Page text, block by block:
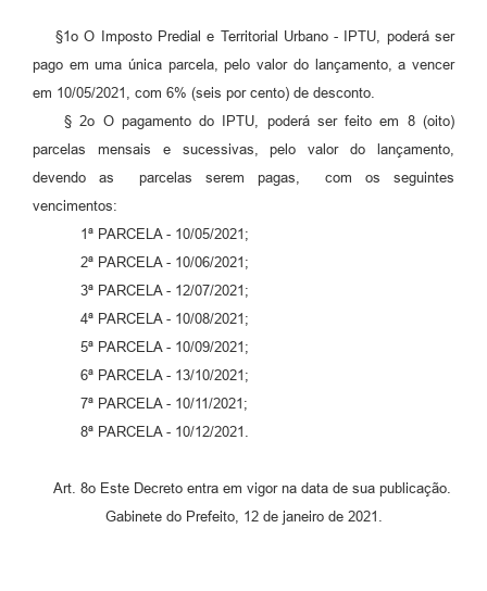
§1o O Imposto Predial e Territorial Urbano - IPTU, poderá ser
pago em uma única parcela, pelo valor do lançamento, a vencer
em 10/05/2021, com 6% (seis por cento) de desconto.
§ 2o O pagamento do IPTU, poderá ser feito em 8 (oito)
parcelas mensais e sucessivas, pelo valor do lançamento,
devendo as parcelas serem pagas, com os seguintes
vencimentos:
1ª PARCELA - 10/05/2021;
2ª PARCELA - 10/06/2021;
3ª PARCELA - 12/07/2021;
4ª PARCELA - 10/08/2021;
5ª PARCELA - 10/09/2021;
6ª PARCELA - 13/10/2021;
7ª PARCELA - 10/11/2021;
8ª PARCELA - 10/12/2021.
Art. 8o Este Decreto entra em vigor na data de sua publicação.
Gabinete do Prefeito, 12 de janeiro de 2021.